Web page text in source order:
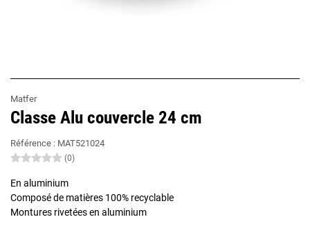
Matfer
Classe Alu couvercle 24 cm
Référence : MAT521024
(0)
En aluminium
Composé de matières 100% recyclable
Montures rivetées en aluminium